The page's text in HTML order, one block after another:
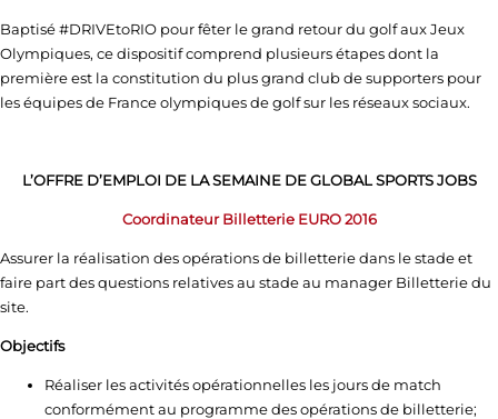
Baptisé #DRIVEtoRIO pour fêter le grand retour du golf aux Jeux
Olympiques, ce dispositif comprend plusieurs étapes dont la
première est la constitution du plus grand club de supporters pour
les équipes de France olympiques de golf sur les réseaux sociaux.
L’OFFRE D’EMPLOI DE LA SEMAINE DE GLOBAL SPORTS JOBS
Coordinateur Billetterie EURO 2016
Assurer la réalisation des opérations de billetterie dans le stade et
faire part des questions relatives au stade au manager Billetterie du
site.
Objectifs
Réaliser les activités opérationnelles les jours de match
conformément au programme des opérations de billetterie;